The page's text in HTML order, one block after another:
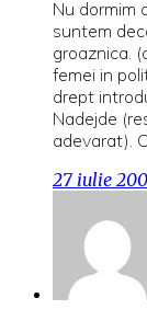
Nu dormim
suntem
groaznica.
femei in
drept
Nadejde
adevarat).
27 iulie